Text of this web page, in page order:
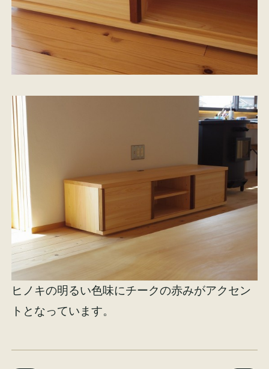
ヒノキの明るい色味にチークの赤みがアクセン
トとなっています。
会社概要 家づくりコラム
オンラインショップ
イベント情報 来場予約
資料請求 お問い合わせ